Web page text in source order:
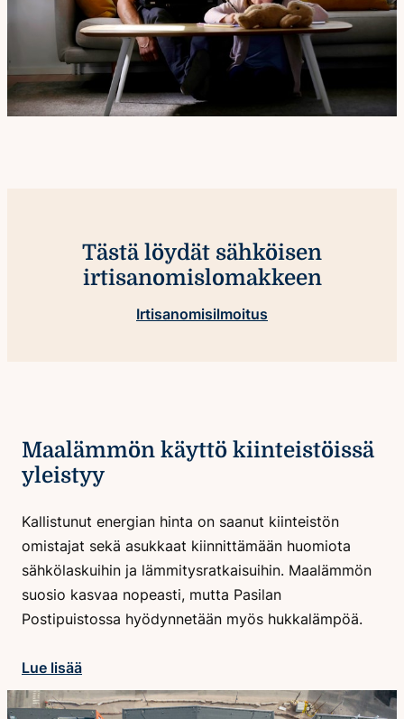
Tästä löydät sähköisen
irtisanomislomakkeen
Irtisanomisilmoitus
Maalämmön käyttö kiinteistöissä
yleistyy
Kallistunut energian hinta on saanut kiinteistön
omistajat sekä asukkaat kiinnittämään huomiota
sähkölaskuihin ja lämmitysratkaisuihin. Maalämmön
suosio kasvaa nopeasti, mutta Pasilan
Postipuistossa hyödynnetään myös hukkalämpöä.
Lue lisää